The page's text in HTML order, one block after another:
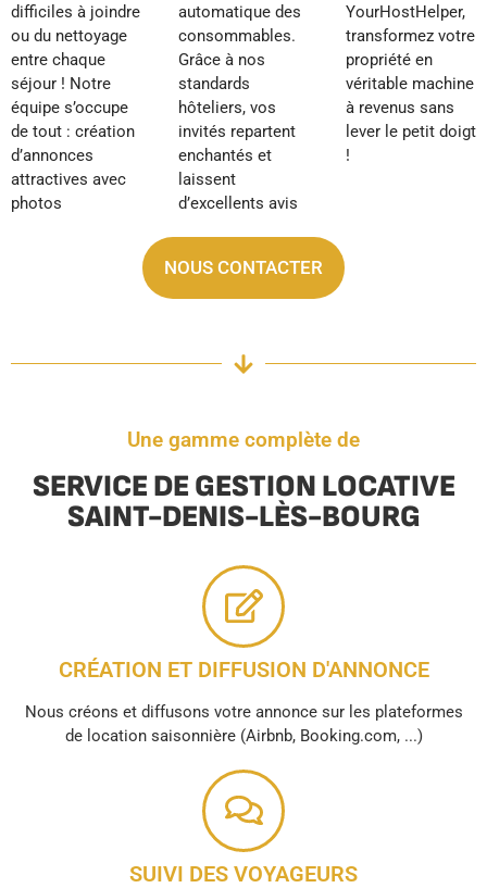
difficiles à joindre
ou du nettoyage
entre chaque
séjour ! Notre
équipe s’occupe
de tout : création
d’annonces
attractives avec
photos
automatique des
consommables.
Grâce à nos
standards
hôteliers, vos
invités repartent
enchantés et
laissent
d’excellents avis
YourHostHelper,
transformez votre
propriété en
véritable machine
à revenus sans
lever le petit doigt
!
NOUS CONTACTER
Une gamme complète de
SERVICE DE GESTION LOCATIVE
SAINT-DENIS-LÈS-BOURG
CRÉATION ET DIFFUSION D'ANNONCE
Nous créons et diffusons votre annonce sur les plateformes
de location saisonnière (Airbnb, Booking.com, ...)
SUIVI DES VOYAGEURS